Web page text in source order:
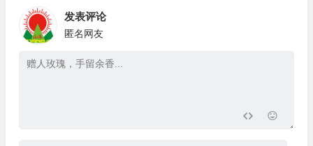
发表评论
匿名网友